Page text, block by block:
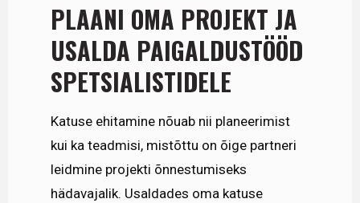
PLAANI OMA PROJEKT JA
USALDA PAIGALDUSTÖÖD
SPETSIALISTIDELE
Katuse ehitamine nõuab nii planeerimist
kui ka teadmisi, mistõttu on õige partneri
leidmine projekti õnnestumiseks
hädavajalik. Usaldades oma katuse